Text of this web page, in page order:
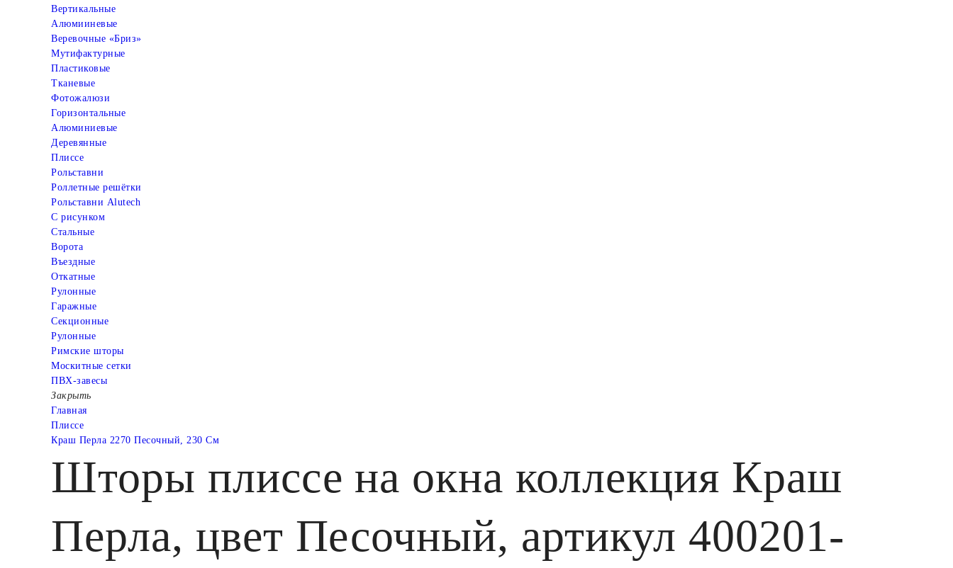
Вертикальные
Алюмииневые
Веревочные «Бриз»
Мутифактурные
Пластиковые
Тканевые
Фотожалюзи
Горизонтальные
Алюминиевые
Деревянные
Плиссе
Рольставни
Роллетные решётки
Рольставни Alutech
С рисунком
Стальные
Ворота
Въездные
Откатные
Рулонные
Гаражные
Cекционные
Рулонные
Римские шторы
Москитные сетки
ПВХ-завесы
Закрыть
Главная
Плиссе
Краш Перла 2270 Песочный, 230 См
Шторы плиссе на окна коллекция Краш
Перла, цвет Песочный, артикул 400201-